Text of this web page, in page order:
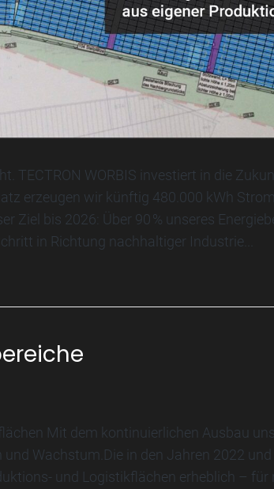
TECTRON WORBIS investiert in die
erzeugen wir künftig 480.000 kWh
Ziel bis 2026: Über 90 % unseres
in Richtung nachhaltiger Industrie...
Mit dem kontinuierlichen Ausbau
Wachstum.Die in den Jahren 2022
und Logistikflächen erheblich – für